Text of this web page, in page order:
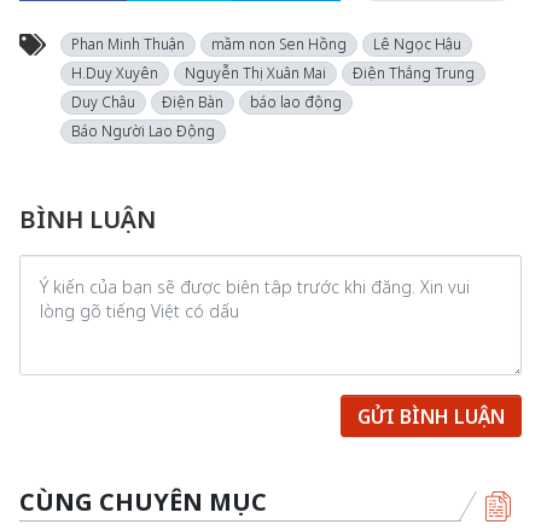
Phan Minh Thuận mầm non Sen Hồng
Lê Ngọc Hậu
H.Duy Xuyên
Nguyễn Thị Xuân Mai
Điện Thắng Trung
Duy Châu
Điện Bàn
báo lao động
Báo Người Lao Động
BÌNH LUẬN
GỬI BÌNH LUẬN
CÙNG CHUYÊN MỤC